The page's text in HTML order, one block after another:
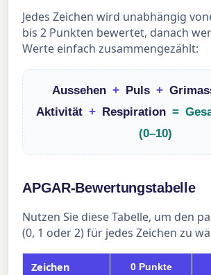
Jedes Zeichen wird unabhängig
bis 2 Punkten bewertet, danach
Werte einfach zusammengezählt:
Aussehen + Puls +
Aktivität + Respiration =
(0–10)
APGAR-Bewertungstabelle
Nutzen Sie diese Tabelle, um den
(0, 1 oder 2) für jedes Zeichen zu
Zeichen 0 Punkte